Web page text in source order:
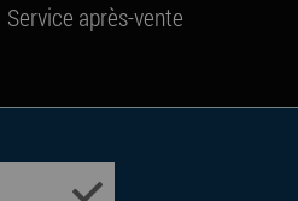
Service après-vente